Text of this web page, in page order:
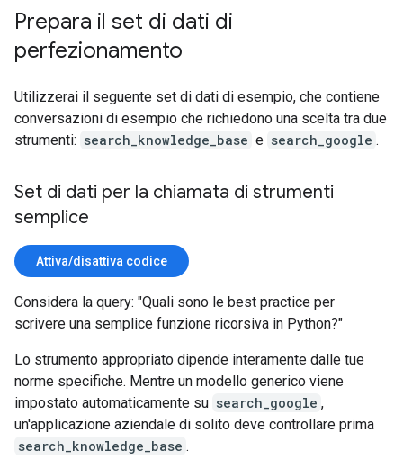
Prepara il set di dati di
perfezionamento
Utilizzerai il seguente set di dati di esempio, che contiene
conversazioni di esempio che richiedono una scelta tra due
strumenti: search_knowledge_base e search_google .
Set di dati per la chiamata di strumenti
semplice
Attiva/disattiva codice
Considera la query: "Quali sono le best practice per
scrivere una semplice funzione ricorsiva in Python?"
Lo strumento appropriato dipende interamente dalle tue
norme specifiche. Mentre un modello generico viene
impostato automaticamente su search_google ,
un'applicazione aziendale di solito deve controllare prima
search_knowledge_base .